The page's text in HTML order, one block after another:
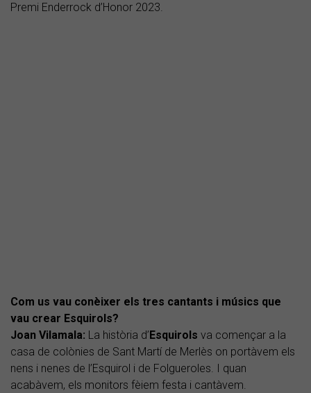
Premi Enderrock d’Honor 2023.
Com us vau conèixer els tres cantants i músics que
vau crear Esquirols?
Joan Vilamala: La història d’ Esquirols va començar a la
casa de colònies de Sant Martí de Merlès on portàvem els
nens i nenes de l’Esquirol i de Folgueroles. I quan
acabàvem, els monitors fèiem festa i cantàvem.